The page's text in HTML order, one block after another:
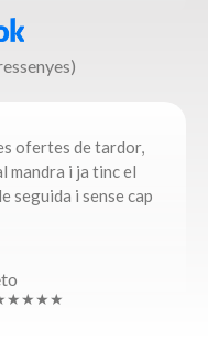
ofertes de tardor,
mandra i ja tinc el
seguida i sense cap
★★★★★